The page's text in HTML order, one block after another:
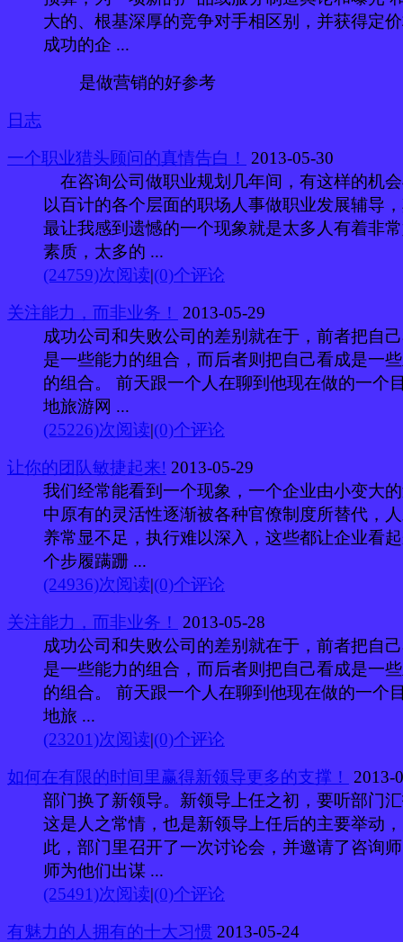
大的、根基深厚的竞争对手相区别，并获得定
成功的企 ...
是做营销的好参考
日志
一个职业猎头顾问的真情告白！
2013-05-30
在咨询公司做职业规划几年间，有这样的机
以百计的各个层面的职场人事做职业发展辅导
最让我感到遗憾的一个现象就是太多人有着非
素质，太多的 ...
(24759)次阅读|(0)个评论
关注能力，而非业务！
2013-05-29
成功公司和失败公司的差别就在于，前者把自
是一些能力的组合，而后者则把自己看成是一
的组合。 前天跟一个人在聊到他现在做的一个
地旅游网 ...
(25226)次阅读|(0)个评论
让你的团队敏捷起来! 2013-05-29
我们经常能看到一个现象，一个企业由小变大
中原有的灵活性逐渐被各种官僚制度所替代，
养常显不足，执行难以深入，这些都让企业看
个步履蹒跚 ...
(24936)次阅读|(0)个评论
关注能力，而非业务！
2013-05-28
成功公司和失败公司的差别就在于，前者把自
是一些能力的组合，而后者则把自己看成是一
的组合。 前天跟一个人在聊到他现在做的一个
地旅 ...
(23201)次阅读|(0)个评论
如何在有限的时间里赢得新领导更多的支撑！
2013-
部门换了新领导。新领导上任之初，要听部门
这是人之常情，也是新领导上任后的主要举动
此，部门里召开了一次讨论会，并邀请了咨询
师为他们出谋 ...
(25491)次阅读|(0)个评论
有魅力的人拥有的十大习惯 2013-05-24